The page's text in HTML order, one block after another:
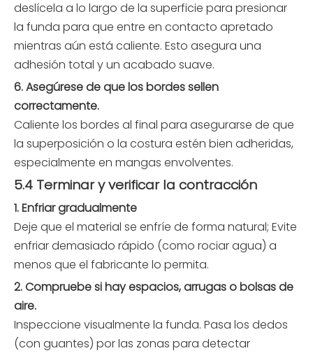
deslícela a lo largo de la superficie para presionar
la funda para que entre en contacto apretado
mientras aún está caliente. Esto asegura una
adhesión total y un acabado suave.
6. Asegúrese de que los bordes sellen
correctamente.
Caliente los bordes al final para asegurarse de que
la superposición o la costura estén bien adheridas,
especialmente en mangas envolventes.
5.4 Terminar y verificar la contracción
1. Enfriar gradualmente
Deje que el material se enfríe de forma natural; Evite
enfriar demasiado rápido (como rociar agua) a
menos que el fabricante lo permita.
2. Compruebe si hay espacios, arrugas o bolsas de
aire.
Inspeccione visualmente la funda. Pasa los dedos
(con guantes) por las zonas para detectar